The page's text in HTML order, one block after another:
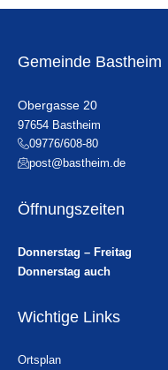
Gemeinde Bastheim
Obergasse 20
97654 Bastheim
09776/608-80
post@bastheim.de
Öffnungszeiten
Donnerstag – Freitag
Donnerstag auch
Wichtige Links
Ortsplan